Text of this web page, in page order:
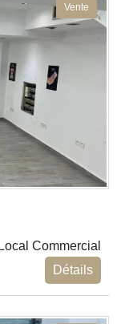
Vente
Local Commercial
Détails